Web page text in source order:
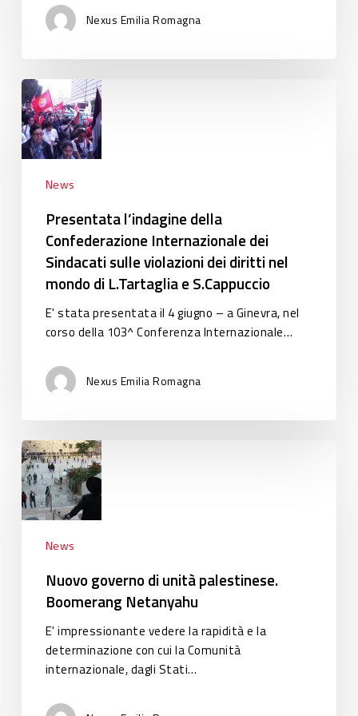
l’economia
emergenti
e
in
via
di
sviluppo
Nexus Emilia Romagna
Presentata
l’indagine
della
Confederazione
Internazionale
violazioni
diritti
mondo
S.Cappuccio
News
Presentata l’indagine della
Confederazione Internazionale dei
Sindacati sulle violazioni dei diritti nel
mondo di L.Tartaglia e S.Cappuccio
E' stata presentata il 4 giugno – a Ginevra, nel
corso della 103^ Conferenza Internazionale…
Nexus Emilia Romagna
Nuovo
governo
di
unità
palestinese.
Boomerang
News
Nuovo governo di unità palestinese.
Boomerang Netanyahu
E' impressionante vedere la rapidità e la
determinazione con cui la Comunità
internazionale, dagli Stati…